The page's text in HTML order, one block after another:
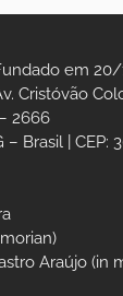
em
Cristóvão
2666
Brasil | CEP:
Araújo (in